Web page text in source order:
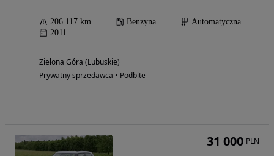
206 117 km Benzyna
Automatyczna
2011
Zielona Góra (Lubuskie)
Prywatny sprzedawca • Podbite
31 000 PLN